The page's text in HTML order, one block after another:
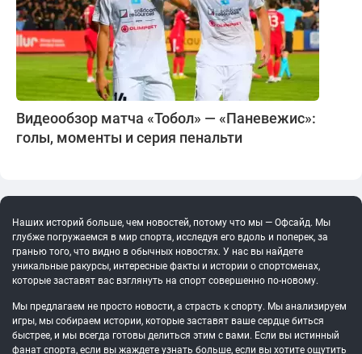
Видеообзор матча «Тобол» — «Паневежис»:
голы, моменты и серия пенальти
Наших историй больше, чем новостей, потому что мы — Офсайд. Мы
глубже погружаемся в мир спорта, исследуя его вдоль и поперек, за
гранью того, что видно в обычных новостях. У нас вы найдете
уникальные ракурсы, интересные факты и истории о спортсменах,
которые заставят вас взглянуть на спорт совершенно по-новому.
Мы предлагаем не просто новости, а страсть к спорту. Мы анализируем
игры, мы собираем истории, которые заставят ваше сердце биться
быстрее, и мы всегда готовы делиться этим с вами. Если вы истинный
фанат спорта, если вы жаждете узнать больше, если вы хотите ощутить